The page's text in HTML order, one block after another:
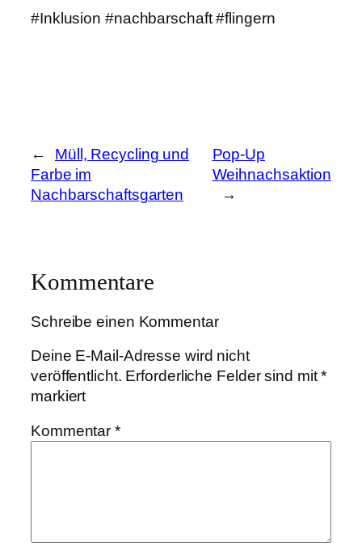
#Inklusion #nachbarschaft #flingern
←
Müll, Recycling und
Farbe im
Nachbarschaftsgarten
Pop-Up
Weihnachsaktion
→
Kommentare
Schreibe einen Kommentar
Deine E-Mail-Adresse wird nicht
veröffentlicht. Erforderliche Felder sind mit*
markiert
Kommentar*